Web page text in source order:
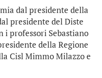
dal presidente della
presidente del Diste
i professori Sebastiano
della Regione
Cisl Mimmo Milazzo e